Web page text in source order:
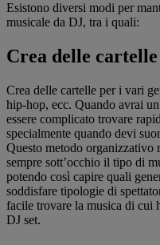
Esistono diversi modi per
musicale da DJ, tra i quali:
Crea delle cartelle
Crea delle cartelle per i vari
hip-hop, ecc. Quando avrai
essere complicato trovare
specialmente quando devi
Questo metodo organizzativo
sempre sott’occhio il tipo di
potendo così capire quali
soddisfare tipologie di
facile trovare la musica di cui
DJ set.